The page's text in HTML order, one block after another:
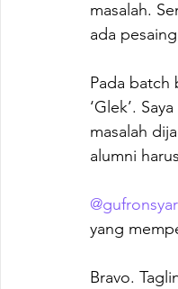
masalah.
ada
Pada batch
‘Glek’.
masalah
alumni
yang
Bravo.